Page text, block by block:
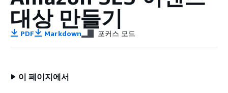
대상 만들기
PDF Markdown 포커스 모드
이 페이지에서